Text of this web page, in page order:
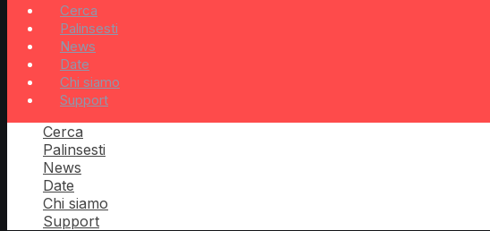
Cerca
Palinsesti
News
Date
Chi siamo
Support
Cerca
Palinsesti
News
Date
Chi siamo
Support